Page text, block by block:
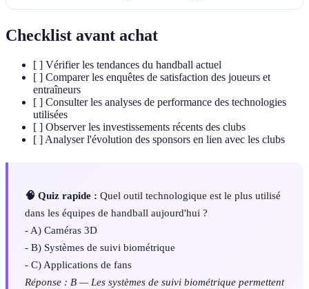
Checklist avant achat
[ ] Vérifier les tendances du handball actuel
[ ] Comparer les enquêtes de satisfaction des joueurs et
entraîneurs
[ ] Consulter les analyses de performance des technologies
utilisées
[ ] Observer les investissements récents des clubs
[ ] Analyser l'évolution des sponsors en lien avec les clubs
🧠 Quiz rapide : Quel outil technologique est le plus utilisé
dans les équipes de handball aujourd'hui ?
- A) Caméras 3D
- B) Systèmes de suivi biométrique
- C) Applications de fans
Réponse : B — Les systèmes de suivi biométrique permettent